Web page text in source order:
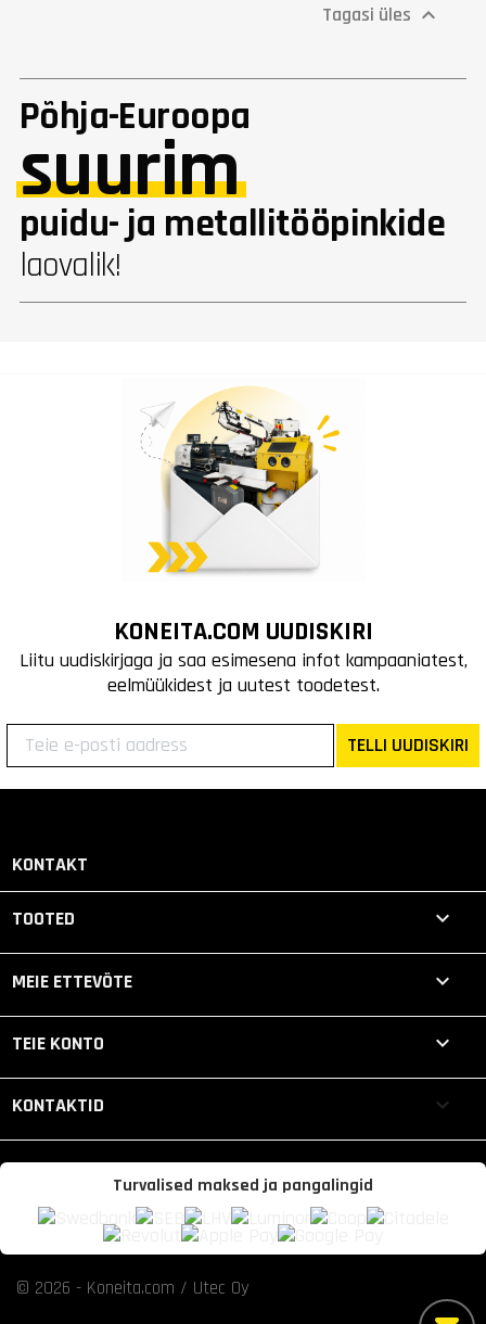
Tagasi üles 
Põhja-Euroopa
suurim
puidu- ja metallitööpinkide
laovalik!
KONEITA.COM UUDISKIRI
Liitu uudiskirjaga ja saa esimesena infot kampaaniatest,
eelmüükidest ja uutest toodetest.
TELLI UUDISKIRI
KONTAKT
TOOTED 
MEIE ETTEVÕTE 
TEIE KONTO 
KONTAKTID keyboard_arrow_down
Turvalised maksed ja pangalingid
© 2026 - Koneita.com / Utec Oy